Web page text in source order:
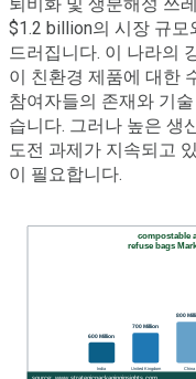
퇴비화 및 생분해성 쓰
$1.2 billion의 시장 규모
드러집니다. 이 나라의
이 친환경 제품에 대한
참여자들의 존재와 기
습니다. 그러나 높은 생
도전 과제가 지속되고
이 필요합니다.